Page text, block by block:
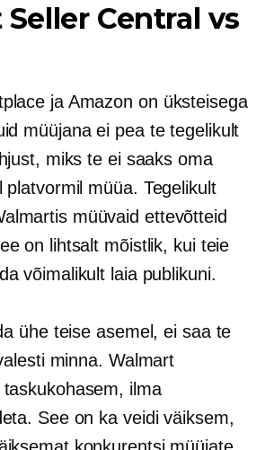
Central vs
ja Amazon on üksteisega
müüjana ei pea te tegelikult
miks te ei saaks oma
platvormil müüa. Tegelikult
müüvaid ettevõtteid
on lihtsalt mõistlik, kui teie
võimalikult laia publikuni.
ühe teise asemel, ei saa te
minna. Walmart
ilma
See on ka veidi väiksem,